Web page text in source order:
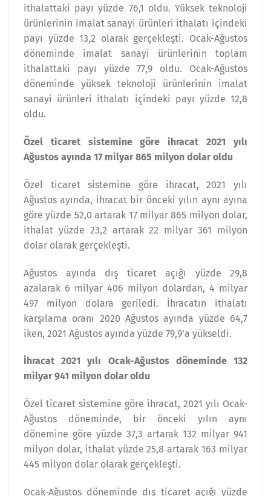
ithalattaki payı yüzde 76,1 oldu. Yüksek teknoloji
ürünlerinin imalat sanayi ürünleri ithalatı içindeki
payı yüzde 13,2 olarak gerçekleşti. Ocak-Ağustos
döneminde imalat sanayi ürünlerinin toplam
ithalattaki payı yüzde 77,9 oldu. Ocak-Ağustos
döneminde yüksek teknoloji ürünlerinin imalat
sanayi ürünleri ithalatı içindeki payı yüzde 12,8
oldu.
Özel ticaret sistemine göre ihracat 2021 yılı
Ağustos ayında 17 milyar 865 milyon dolar oldu
Özel ticaret sistemine göre ihracat, 2021 yılı
Ağustos ayında, ihracat bir önceki yılın aynı ayına
göre yüzde 52,0 artarak 17 milyar 865 milyon dolar,
ithalat yüzde 23,2 artarak 22 milyar 361 milyon
dolar olarak gerçekleşti.
Ağustos ayında dış ticaret açığı yüzde 29,8
azalarak 6 milyar 406 milyon dolardan, 4 milyar
497 milyon dolara geriledi. İhracatın ithalatı
karşılama oranı 2020 Ağustos ayında yüzde 64,7
iken, 2021 Ağustos ayında yüzde 79,9’a yükseldi.
İhracat 2021 yılı Ocak-Ağustos döneminde 132
milyar 941 milyon dolar oldu
Özel ticaret sistemine göre ihracat, 2021 yılı Ocak-
Ağustos döneminde, bir önceki yılın aynı
dönemine göre yüzde 37,3 artarak 132 milyar 941
milyon dolar, ithalat yüzde 25,8 artarak 163 milyar
445 milyon dolar olarak gerçekleşti.
Ocak-Ağustos döneminde dış ticaret açığı yüzde